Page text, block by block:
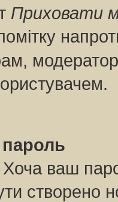
Приховати
пароль
Хоча ваш
створено